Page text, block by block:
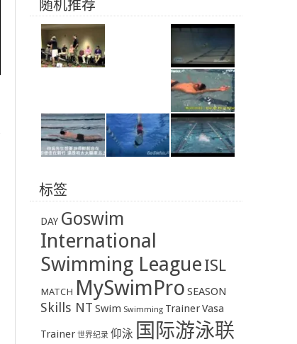
随机推荐
标签
DAY Goswim
International
Swimming LeagueISL
MATCH MySwimPro SEASON
Skills NT Swim Swimming TrainerVasa
Trainer 世界纪录 仰泳 国际游泳联